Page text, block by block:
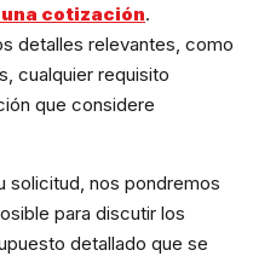
cotización.
detalles relevantes, como
cualquier requisito
que considere
solicitud, nos pondremos
para discutir los
detallado que se